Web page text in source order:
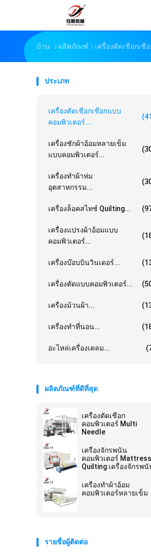
บ้าน ผลิตภัณฑ์ เครื่องตัดเชือกเชื
ประเภท
เครื่องตัดเชือกเชือกแบบ
คอมพิวเตอร์...
เครื่องชักผ้าอ้อมหลายเข็ม
แบบคอมพิวเตอร์...
เครื่องทําผ้าห่ม
อุตสาหกรรม...
เครื่องล็อคสไทช์ Quilting...
เครื่องแปรงผ้าอ้อมแบบ
คอมพิวเตอร์...
เครื่องบ๊อบบินวินเดอร์...
เครื่องตัดแบบคอมพิวเตอร์...
เครื่องม้วนผ้า...
เครื่องทำที่นอน...
อะไหล่เครื่องเคลม...
ผลิตภัณฑ์ที่ดีที่สุด
เครื่องตัดเชือก
คอมพิวเตอร์ Multi
Needle
เครื่องจักรพนัน
คอมพิวเตอร์ Mattress
Quilting เครื่องจักรพ
Multi Needle
เครื่องทําผ้าอ้อม
คอมพิวเตอร์หลายเข็ม
รายชื่อผู้ติดต่อ